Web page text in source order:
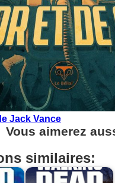
Jack Vance
Vous aimerez
similaires: